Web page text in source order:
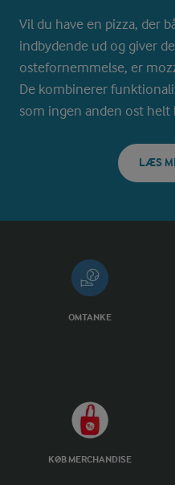
Vil du have en pizza, der
indbydende ud og giver
ostefornemmelse, er
De kombinerer
som ingen anden ost helt
LÆS
OMTANKE
KØB MERCHANDISE